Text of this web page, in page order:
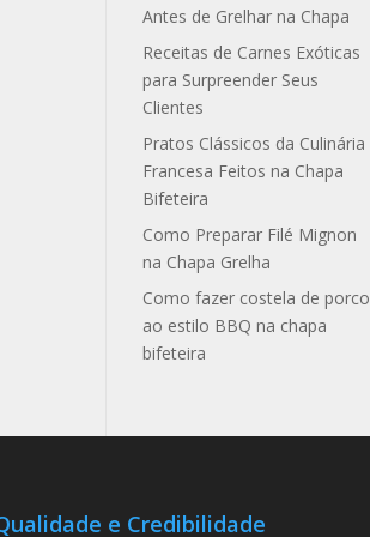
Antes de Grelhar na Chapa
Receitas de Carnes Exóticas
para Surpreender Seus
Clientes
Pratos Clássicos da Culinária
Francesa Feitos na Chapa
Bifeteira
Como Preparar Filé Mignon
na Chapa Grelha
Como fazer costela de porco
ao estilo BBQ na chapa
bifeteira
e Credibilidade